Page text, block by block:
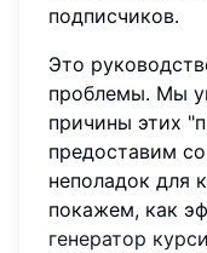
подписчиков.
Это
проблемы. Мы
причины этих
предоставим
неполадок для
покажем, как
генератор